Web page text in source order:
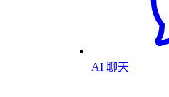
AI 聊天